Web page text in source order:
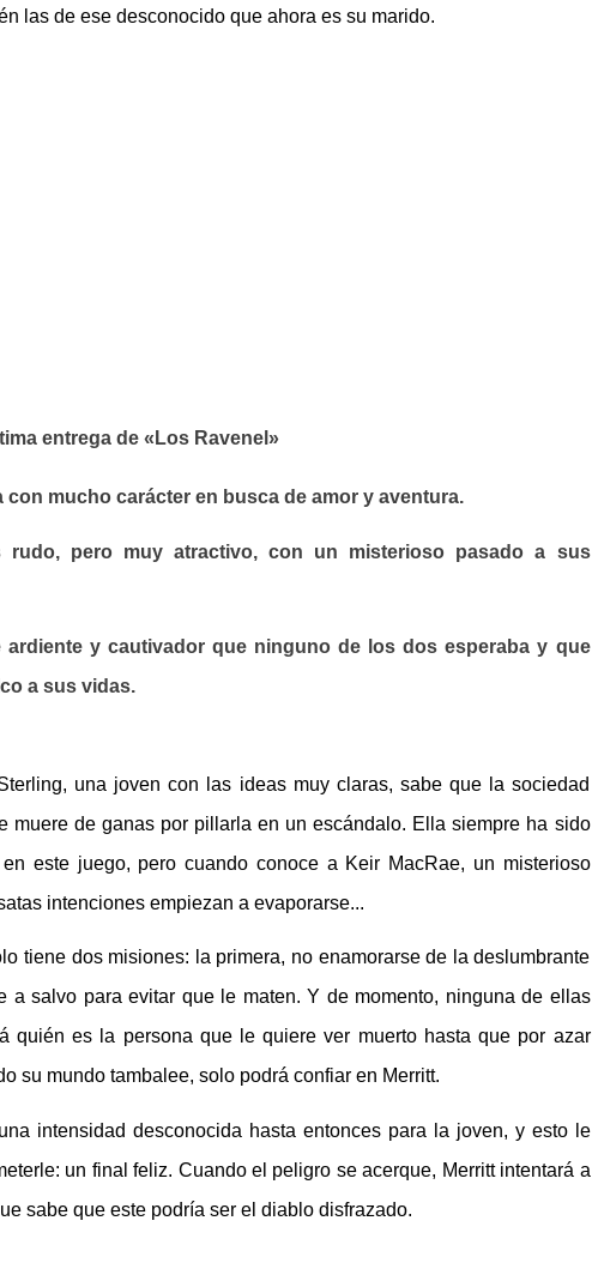
las de ese desconocido que ahora es su marido.
entrega de «Los Ravenel»
con mucho carácter en busca de amor y aventura.
rudo, pero muy atractivo, con un misterioso pasado a sus
ardiente y cautivador que ninguno de los dos esperaba y que
a sus vidas.
una joven con las ideas muy claras, sabe que la sociedad
muere de ganas por pillarla en un escándalo. Ella siempre ha sido
este juego, pero cuando conoce a Keir MacRae, un misterioso
intenciones empiezan a evaporarse...
tiene dos misiones: la primera, no enamorarse de la deslumbrante
a salvo para evitar que le maten. Y de momento, ninguna de ellas
quién es la persona que le quiere ver muerto hasta que por azar
su mundo tambalee, solo podrá confiar en Merritt.
intensidad desconocida hasta entonces para la joven, y esto le
un final feliz. Cuando el peligro se acerque, Merritt intentará a
sabe que este podría ser el diablo disfrazado.